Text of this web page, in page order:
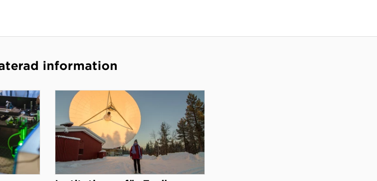
information